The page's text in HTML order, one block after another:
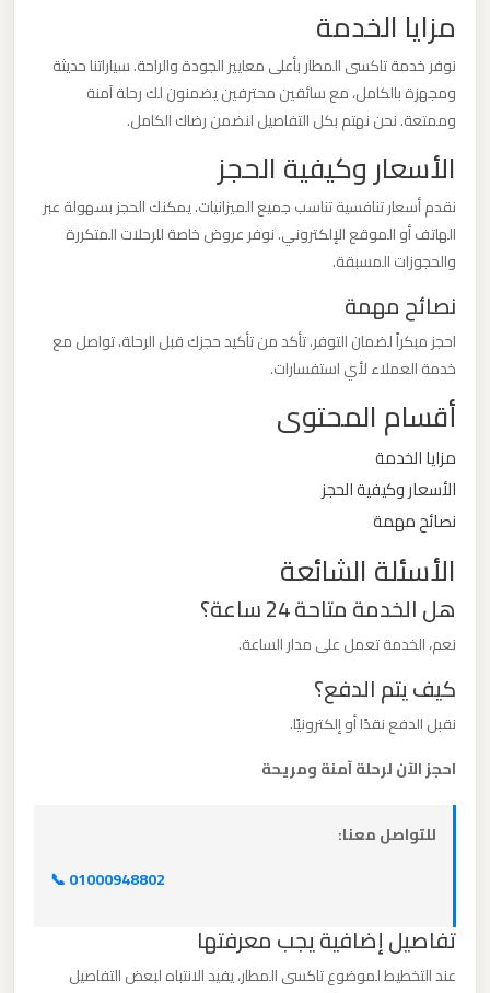
مزايا الخدمة
نوفر خدمة تاكسى المطار بأعلى معايير الجودة والراحة. سياراتنا حديثة
ومجهزة بالكامل، مع سائقين محترفين يضمنون لك رحلة آمنة
وممتعة. نحن نهتم بكل التفاصيل لنضمن رضاك الكامل.
الأسعار وكيفية الحجز
نقدم أسعار تنافسية تناسب جميع الميزانيات. يمكنك الحجز بسهولة عبر
الهاتف أو الموقع الإلكتروني. نوفر عروض خاصة للرحلات المتكررة
والحجوزات المسبقة.
نصائح مهمة
احجز مبكراً لضمان التوفر. تأكد من تأكيد حجزك قبل الرحلة. تواصل مع
خدمة العملاء لأي استفسارات.
أقسام المحتوى
مزايا الخدمة
الأسعار وكيفية الحجز
نصائح مهمة
الأسئلة الشائعة
هل الخدمة متاحة 24 ساعة؟
نعم، الخدمة تعمل على مدار الساعة.
كيف يتم الدفع؟
نقبل الدفع نقدًا أو إلكترونيًا.
احجز الآن لرحلة آمنة ومريحة
للتواصل معنا:
📞 01000948802
تفاصيل إضافية يجب معرفتها
عند التخطيط لموضوع تاكسى المطار، يفيد الانتباه لبعض التفاصيل
ليموزين
القاهرة
العرب
ليموزين
الاسكندرية
القاهرة
ليموزين
مرسي
مطروح
ليموزين
مطار
الشيخ
ليموزين
ليموزين